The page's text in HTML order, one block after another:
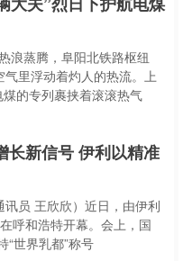
浪蒸腾，阜阳北铁路枢纽
里浮动着灼人的热流。上
的专列裹挟着滚滚热气
长新信号 伊利以精准
员 王欣欣）近日，由伊利
呼和浩特开幕。会上，国
“世界乳都”称号